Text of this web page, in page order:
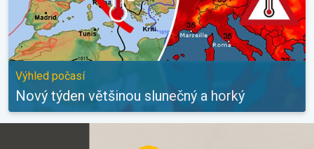
Výhled počasí
Nový týden většinou slunečný a horký